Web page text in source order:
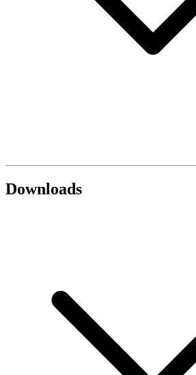
Downloads